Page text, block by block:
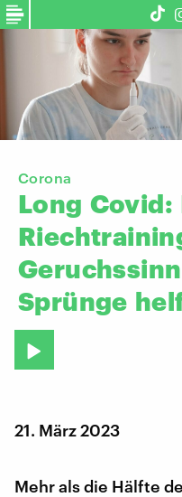
Corona
Long Covid:
Geruchssinn
Sprünge
21. März 2023
Mehr als die Hälfte